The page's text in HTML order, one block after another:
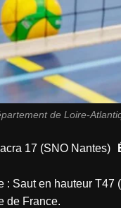
de Loire-
17 (SNO Nantes)
Saut en hauteur T47
de France.